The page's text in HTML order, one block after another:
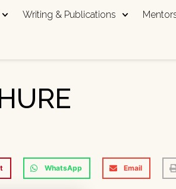
Writing & Publications
WhatsApp Email